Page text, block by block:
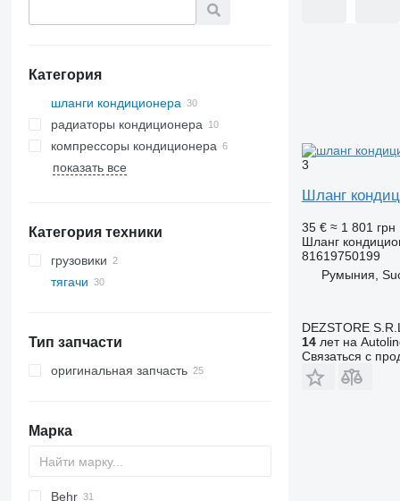
Категория
шланги кондиционера
радиаторы кондиционера
компрессоры кондиционера
показать все
Категория техники
грузовики
тягачи
Тип запчасти
оригинальная запчасть
Марка
Behr
3
Шланг
35 € ≈ 1 801 грн
Шланг
81619750199
Румыния,
DEZSTORE S.R.L.
14лет на
Связаться с